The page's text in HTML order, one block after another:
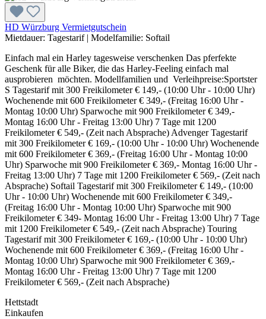
HD Würzburg Vermietgutschein
Mietdauer: Tagestarif | Modelfamilie: Softail
Einfach mal ein Harley tagesweise verschenken Das pferfekte
Geschenk für alle Biker, die das Harley-Feeling einfach mal
ausprobieren möchten. Modellfamilien und Verleihpreise:Sportster
S Tagestarif mit 300 Freikilometer € 149,- (10:00 Uhr - 10:00 Uhr)
Wochenende mit 600 Freikilometer € 349,- (Freitag 16:00 Uhr -
Montag 10:00 Uhr) Sparwoche mit 900 Freikilometer € 349,-
Montag 16:00 Uhr - Freitag 13:00 Uhr) 7 Tage mit 1200
Freikilometer € 549,- (Zeit nach Absprache) Advenger Tagestarif
mit 300 Freikilometer € 169,- (10:00 Uhr - 10:00 Uhr) Wochenende
mit 600 Freikilometer € 369,- (Freitag 16:00 Uhr - Montag 10:00
Uhr) Sparwoche mit 900 Freikilometer € 369,- Montag 16:00 Uhr -
Freitag 13:00 Uhr) 7 Tage mit 1200 Freikilometer € 569,- (Zeit nach
Absprache) Softail Tagestarif mit 300 Freikilometer € 149,- (10:00
Uhr - 10:00 Uhr) Wochenende mit 600 Freikilometer € 349,-
(Freitag 16:00 Uhr - Montag 10:00 Uhr) Sparwoche mit 900
Freikilometer € 349- Montag 16:00 Uhr - Freitag 13:00 Uhr) 7 Tage
mit 1200 Freikilometer € 549,- (Zeit nach Absprache) Touring
Tagestarif mit 300 Freikilometer € 169,- (10:00 Uhr - 10:00 Uhr)
Wochenende mit 600 Freikilometer € 369,- (Freitag 16:00 Uhr -
Montag 10:00 Uhr) Sparwoche mit 900 Freikilometer € 369,-
Montag 16:00 Uhr - Freitag 13:00 Uhr) 7 Tage mit 1200
Freikilometer € 569,- (Zeit nach Absprache)
Hettstadt
Einkaufen